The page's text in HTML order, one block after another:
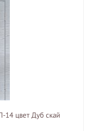
14 цвет Дуб скай